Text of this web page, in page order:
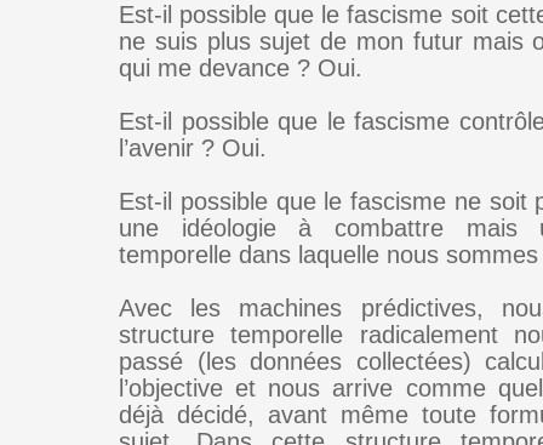
Est-il possible que le fascisme soit
ne suis plus sujet de mon futur mais
qui me devance ? Oui.
Est-il possible que le fascisme
l’avenir ? Oui.
Est-il possible que le fascisme ne soit
une idéologie à combattre mais
temporelle dans laquelle nous
Avec les machines prédictives,
structure temporelle radicalement
passé (les données collectées)
l’objective et nous arrive comme
déjà décidé, avant même toute